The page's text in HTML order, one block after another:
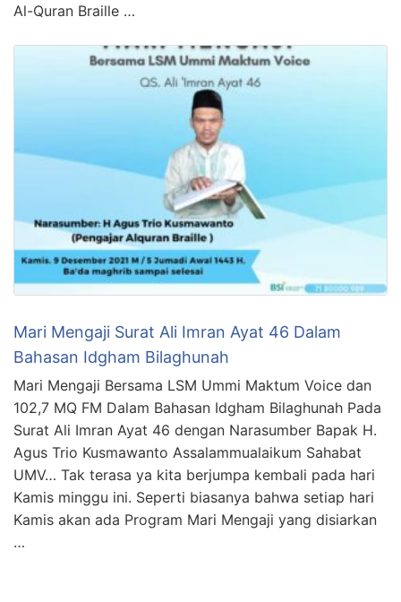
Al-Quran Braille …
Mari Mengaji Surat Ali Imran Ayat 46 Dalam
Bahasan Idgham Bilaghunah
Mari Mengaji Bersama LSM Ummi Maktum Voice dan
102,7 MQ FM Dalam Bahasan Idgham Bilaghunah Pada
Surat Ali Imran Ayat 46 dengan Narasumber Bapak H.
Agus Trio Kusmawanto Assalammualaikum Sahabat
UMV… Tak terasa ya kita berjumpa kembali pada hari
Kamis minggu ini. Seperti biasanya bahwa setiap hari
Kamis akan ada Program Mari Mengaji yang disiarkan
…